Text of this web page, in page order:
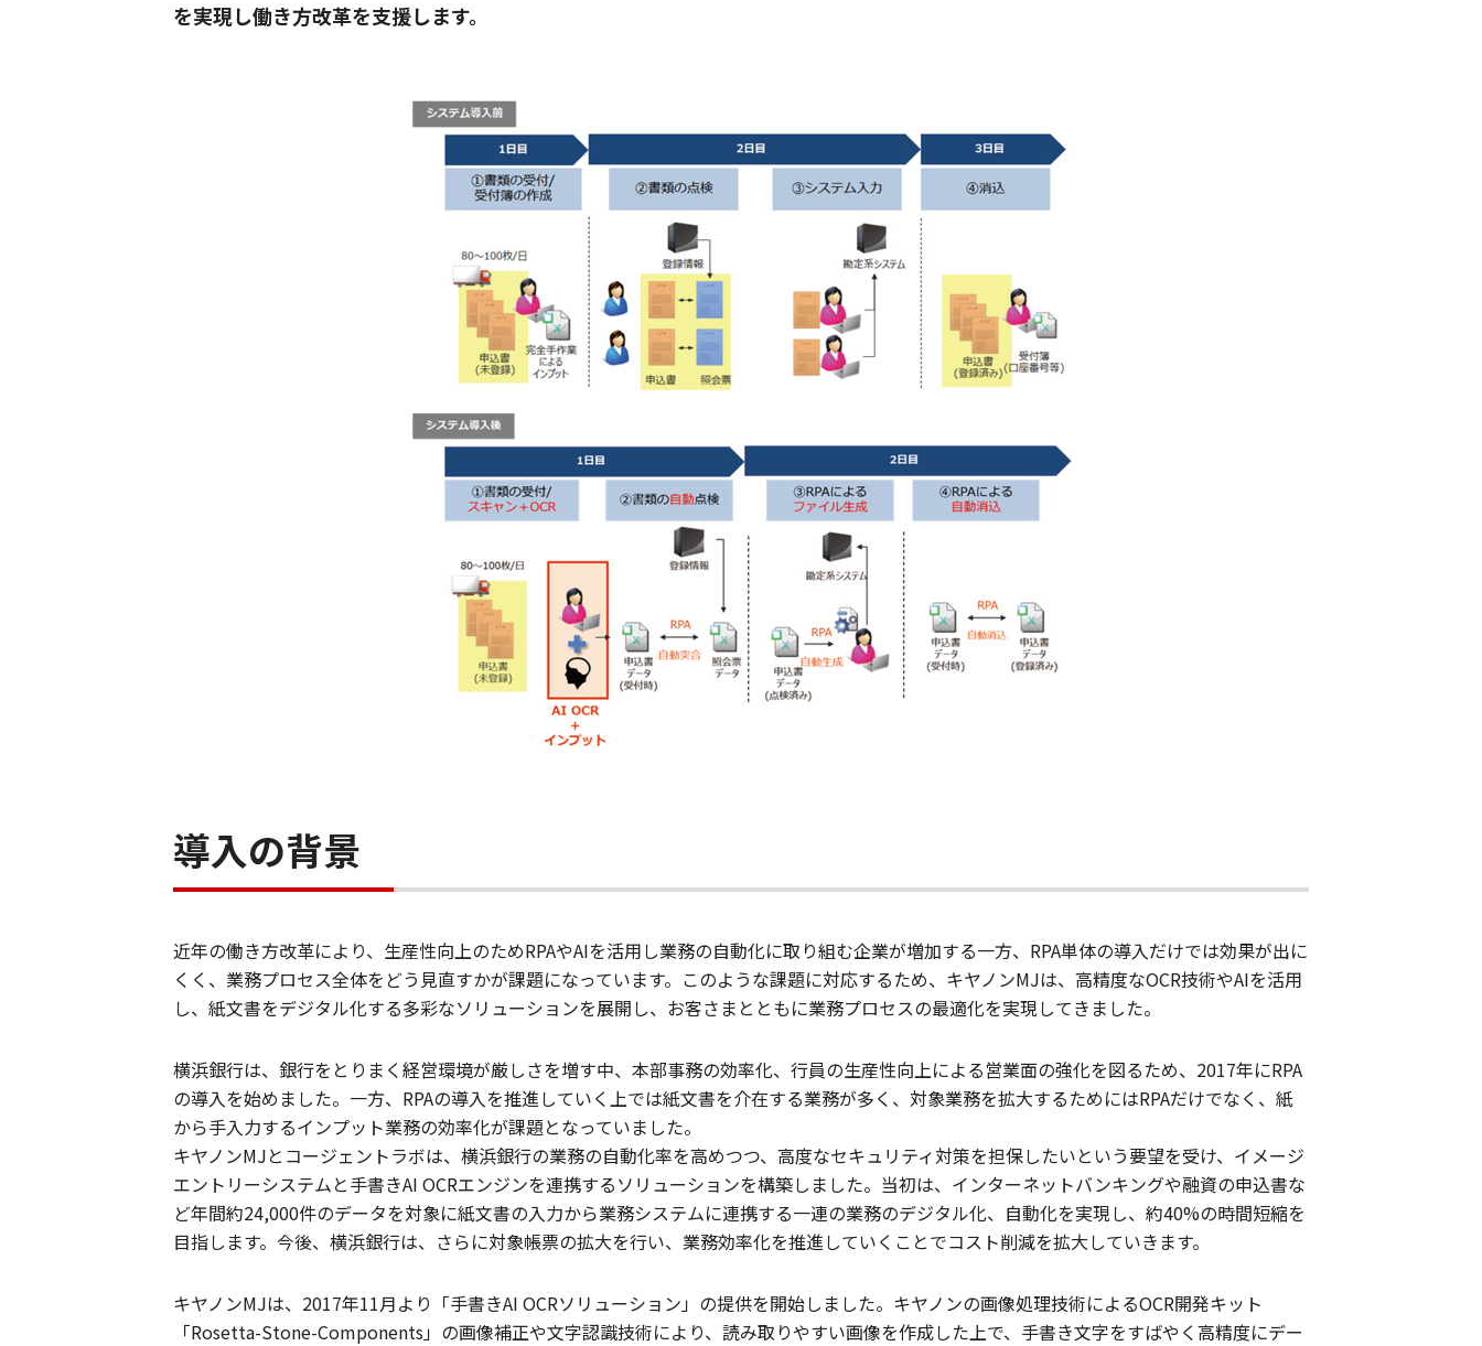
を実現し働き方改革を支援します。
導入の背景
近年の働き方改革により、生産性向上のためRPAやAIを活用し業務の自動化に取り組む企業が増加する一方、RPA単体の導入だけでは効果が出に
くく、業務プロセス全体をどう見直すかが課題になっています。このような課題に対応するため、キヤノンMJは、高精度なOCR技術やAIを活用
し、紙文書をデジタル化する多彩なソリューションを展開し、お客さまとともに業務プロセスの最適化を実現してきました。
横浜銀行は、銀行をとりまく経営環境が厳しさを増す中、本部事務の効率化、行員の生産性向上による営業面の強化を図るため、2017年にRPA
の導入を始めました。一方、RPAの導入を推進していく上では紙文書を介在する業務が多く、対象業務を拡大するためにはRPAだけでなく、紙
から手入力するインプット業務の効率化が課題となっていました。
キヤノンMJとコージェントラボは、横浜銀行の業務の自動化率を高めつつ、高度なセキュリティ対策を担保したいという要望を受け、イメージ
エントリーシステムと手書きAI OCRエンジンを連携するソリューションを構築しました。当初は、インターネットバンキングや融資の申込書な
ど年間約24,000件のデータを対象に紙文書の入力から業務システムに連携する一連の業務のデジタル化、自動化を実現し、約40%の時間短縮を
目指します。今後、横浜銀行は、さらに対象帳票の拡大を行い、業務効率化を推進していくことでコスト削減を拡大していきます。
キヤノンMJは、2017年11月より「手書きAI OCRソリューション」の提供を開始しました。キヤノンの画像処理技術によるOCR開発キット
「Rosetta-Stone-Components」の画像補正や文字認識技術により、読み取りやすい画像を作成した上で、手書き文字をすばやく高精度にデー